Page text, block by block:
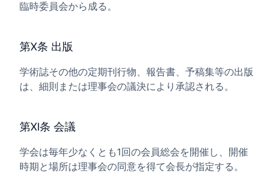
臨時委員会から成る。
第X条 出版
学術誌その他の定期刊行物、報告書、予稿集等の出版
は、細則または理事会の議決により承認される。
第XI条 会議
学会は毎年少なくとも1回の会員総会を開催し、開催
時期と場所は理事会の同意を得て会長が指定する。